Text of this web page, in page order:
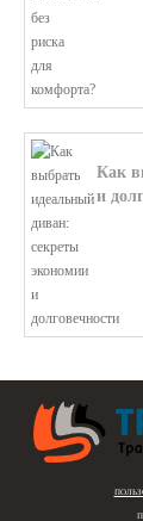
Как
и